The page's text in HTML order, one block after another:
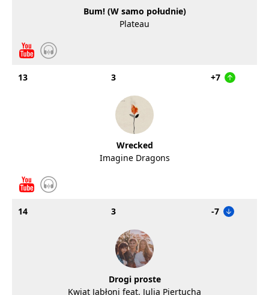
Bum! (W samo południe)
Plateau
13 3 +7
Wrecked
Imagine Dragons
14 3 -7
Drogi proste
Kwiat Jabłoni feat. Julia Piertucha